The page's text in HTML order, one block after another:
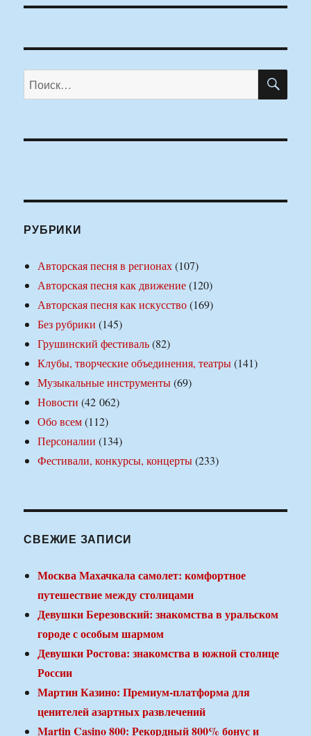
Искать:
РУБРИКИ
Авторская песня в регионах(107)
Авторская песня как движение(120)
Авторская песня как искусство(169)
Без рубрики (145)
Грушинский фестиваль(82)
Клубы, творческие объединения, театры(141)
Музыкальные инструменты(69)
Новости (42 062)
Обо всем(112)
Персоналии (134)
Фестивали, конкурсы, концерты(233)
СВЕЖИЕ ЗАПИСИ
Москва Махачкала самолет: комфортное
путешествие между столицами
Девушки Березовский: знакомства в уральском
городе с особым шармом
Девушки Ростова: знакомства в южной столице
России
Мартин Казино: Премиум-платформа для
ценителей азартных развлечений
Martin Casino 800: Рекордный 800% бонус и